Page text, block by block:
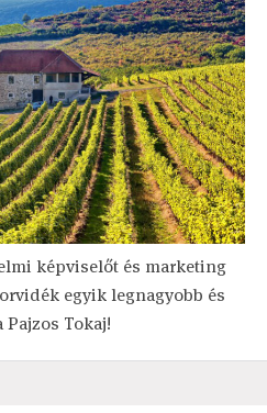
képviselőt és marketing
egyik legnagyobb és
Pajzos Tokaj!